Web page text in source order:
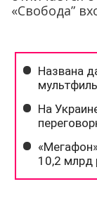
«Свобода”